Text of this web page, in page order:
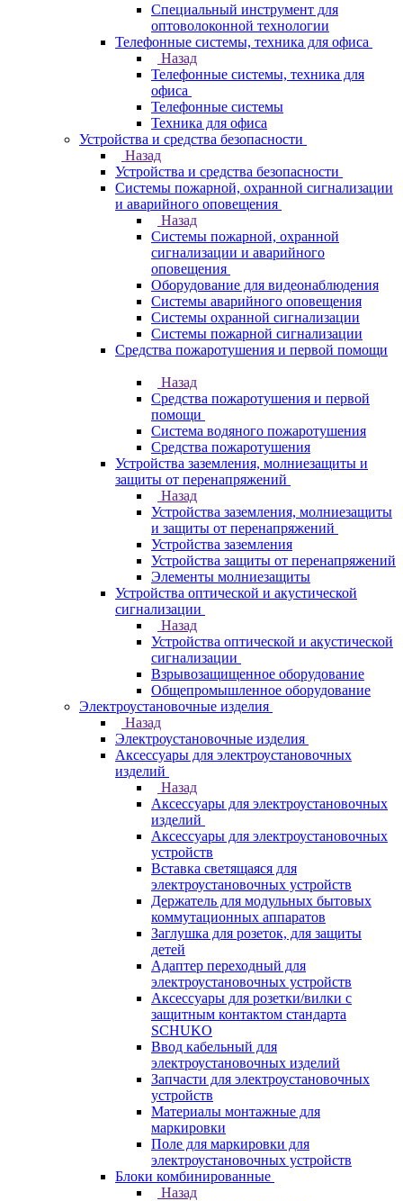
Специальный инструмент для
оптоволоконной технологии
Телефонные системы, техника для офиса
Назад
Телефонные системы, техника для
офиса
Телефонные системы
Техника для офиса
Устройства и средства безопасности
Назад
Устройства и средства безопасности
Системы пожарной, охранной сигнализации
и аварийного оповещения
Назад
Системы пожарной, охранной
сигнализации и аварийного
оповещения
Оборудование для видеонаблюдения
Системы аварийного оповещения
Системы охранной сигнализации
Системы пожарной сигнализации
Средства пожаротушения и первой помощи
Назад
Средства пожаротушения и первой
помощи
Система водяного пожаротушения
Средства пожаротушения
Устройства заземления, молниезащиты и
защиты от перенапряжений
Назад
Устройства заземления, молниезащиты
и защиты от перенапряжений
Устройства заземления
Устройства защиты от перенапряжений
Элементы молниезащиты
Устройства оптической и акустической
сигнализации
Назад
Устройства оптической и акустической
сигнализации
Взрывозащищенное оборудование
Общепромышленное оборудование
Электроустановочные изделия
Назад
Электроустановочные изделия
Аксессуары для электроустановочных
изделий
Назад
Аксессуары для электроустановочных
изделий
Аксессуары для электроустановочных
устройств
Вставка светящаяся для
электроустановочных устройств
Держатель для модульных бытовых
коммутационных аппаратов
Заглушка для розеток, для защиты
детей
Адаптер переходный для
электроустановочных устройств
Аксессуары для розетки/вилки с
защитным контактом стандарта
SCHUKO
Ввод кабельный для
электроустановочных изделий
Запчасти для электроустановочных
устройств
Материалы монтажные для
маркировки
Поле для маркировки для
электроустановочных устройств
Блоки комбинированные
Назад